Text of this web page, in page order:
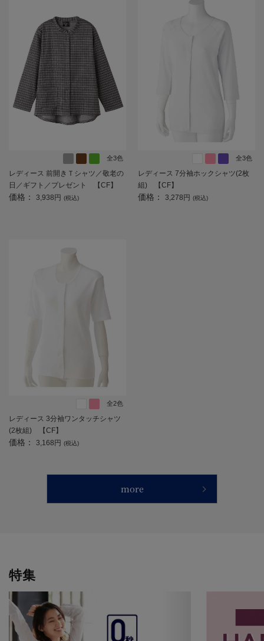
全3色
レディース 前開きＴシャツ／敬老の
日／ギフト／プレゼント 【CF】
価格： 3,938円 (税込)
全3色
レディース 7分袖ホックシャツ(2枚
組) 【CF】
価格： 3,278円 (税込)
全2色
レディース 3分袖ワンタッチシャツ
(2枚組) 【CF】
価格： 3,168円 (税込)
more
特集